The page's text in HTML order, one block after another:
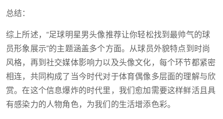
总结：
综上所述，“足球明星男头像推荐让你轻松找到最帅气的球
员形象展示”的主题涵盖多个方面。从球员外貌特点到时尚
风格，再到社交媒体影响力以及头像文化，每个环节都紧密
相连，共同构成了当今时代对于体育偶像多层面的理解与欣
赏。在这个信息爆炸的时代里，我们愈加需要这样鲜活且具
有感染力的人物角色，为我们的生活增添色彩。